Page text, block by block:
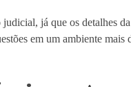
já que os detalhes
em um ambiente